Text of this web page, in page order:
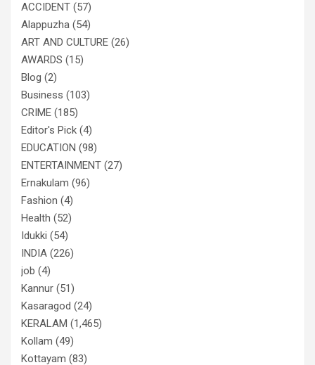
ACCIDENT (57)
Alappuzha (54)
ART AND CULTURE (26)
AWARDS (15)
Blog (2)
Business (103)
CRIME (185)
Editor's Pick (4)
EDUCATION (98)
ENTERTAINMENT (27)
Ernakulam (96)
Fashion (4)
Health (52)
Idukki (54)
INDIA (226)
job (4)
Kannur (51)
Kasaragod (24)
KERALAM (1,465)
Kollam (49)
Kottayam (83)